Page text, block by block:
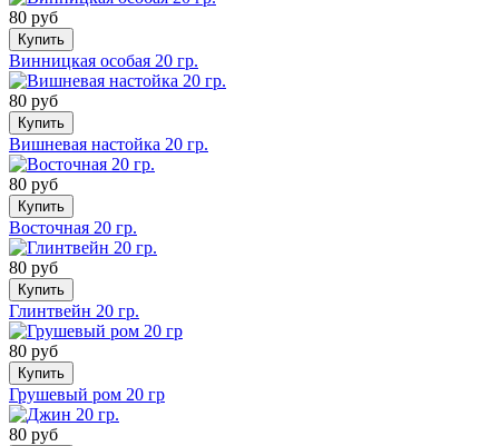
80 руб
Купить
Винницкая особая 20 гр.
80 руб
Купить
Вишневая настойка 20 гр.
80 руб
Купить
Восточная 20 гр.
80 руб
Купить
Глинтвейн 20 гр.
80 руб
Купить
Грушевый ром 20 гр
80 руб